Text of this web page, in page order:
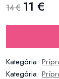
14 € 11 €
Kategória:
Kategória: